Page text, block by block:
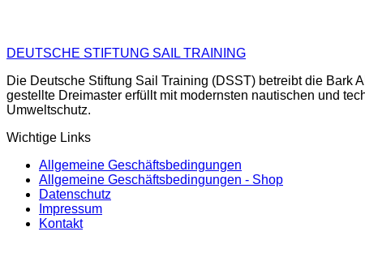
DEUTSCHE STIFTUNG SAIL TRAINING
Die Deutsche Stiftung Sail Training (DSST) betreibt die Bark
gestellte Dreimaster erfüllt mit modernsten nautischen und
Umweltschutz.
Wichtige Links
Allgemeine Geschäftsbedingungen
Allgemeine Geschäftsbedingungen - Shop
Datenschutz
Impressum
Kontakt